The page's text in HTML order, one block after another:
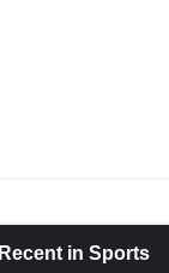
Recent in Sports